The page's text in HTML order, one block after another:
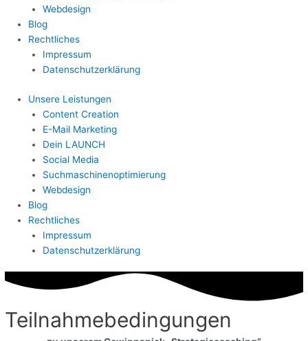
Webdesign
Blog
Rechtliches
Impressum
Datenschutzerklärung
Unsere Leistungen
Content Creation
E-Mail Marketing
Dein LAUNCH
Social Media
Suchmaschinenoptimierung
Webdesign
Blog
Rechtliches
Impressum
Datenschutzerklärung
Teilnahmebedingungen